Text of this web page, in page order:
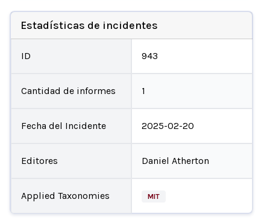
Estadísticas de incidentes
ID 943
Cantidad de informes 1
Fecha del Incidente 2025-02-20
Editores Daniel Atherton
Applied Taxonomies MIT